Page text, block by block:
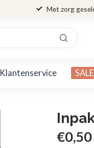
Met zorg
Klantenservice SALE
€0,50